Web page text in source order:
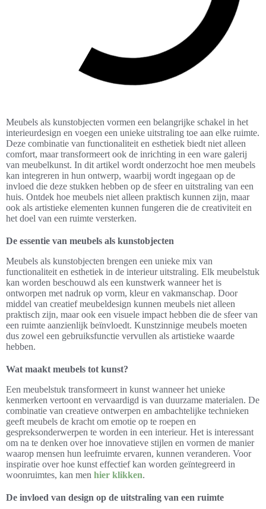
Meubels als kunstobjecten vormen een belangrijke schakel in het
interieurdesign en voegen een unieke uitstraling toe aan elke ruimte.
Deze combinatie van functionaliteit en esthetiek biedt niet alleen
comfort, maar transformeert ook de inrichting in een ware galerij
van meubelkunst. In dit artikel wordt onderzocht hoe men meubels
kan integreren in hun ontwerp, waarbij wordt ingegaan op de
invloed die deze stukken hebben op de sfeer en uitstraling van een
huis. Ontdek hoe meubels niet alleen praktisch kunnen zijn, maar
ook als artistieke elementen kunnen fungeren die de creativiteit en
het doel van een ruimte versterken.
De essentie van meubels als kunstobjecten
Meubels als kunstobjecten brengen een unieke mix van
functionaliteit en esthetiek in de interieur uitstraling. Elk meubelstuk
kan worden beschouwd als een kunstwerk wanneer het is
ontworpen met nadruk op vorm, kleur en vakmanschap. Door
middel van creatief meubeldesign kunnen meubels niet alleen
praktisch zijn, maar ook een visuele impact hebben die de sfeer van
een ruimte aanzienlijk beïnvloedt. Kunstzinnige meubels moeten
dus zowel een gebruiksfunctie vervullen als artistieke waarde
hebben.
Wat maakt meubels tot kunst?
Een meubelstuk transformeert in kunst wanneer het unieke
kenmerken vertoont en vervaardigd is van duurzame materialen. De
combinatie van creatieve ontwerpen en ambachtelijke technieken
geeft meubels de kracht om emotie op te roepen en
gespreksonderwerpen te worden in een interieur. Het is interessant
om na te denken over hoe innovatieve stijlen en vormen de manier
waarop mensen hun leefruimte ervaren, kunnen veranderen. Voor
inspiratie over hoe kunst effectief kan worden geïntegreerd in
woonruimtes, kan men hier klikken.
De invloed van design op de uitstraling van een ruimte